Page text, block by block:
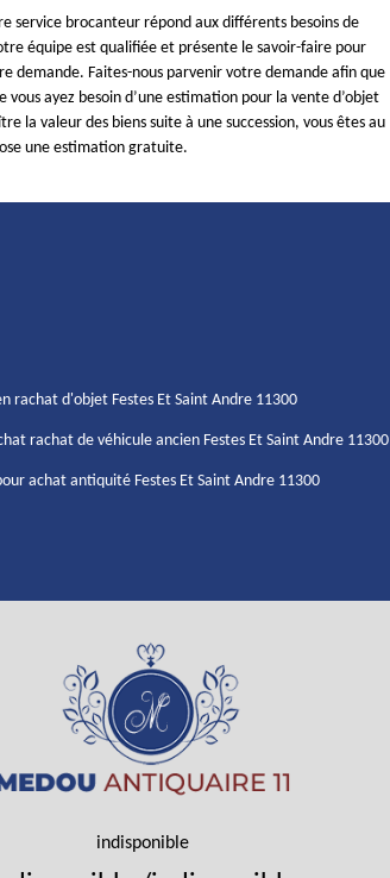
service brocanteur répond aux différents besoins de
équipe est qualifiée et présente le savoir-faire pour
demande. Faites-nous parvenir votre demande afin que
vous ayez besoin d’une estimation pour la vente d’objet
la valeur des biens suite à une succession, vous êtes au
une estimation gratuite.
rachat d'objet Festes Et Saint Andre 11300
rachat de véhicule ancien Festes Et Saint Andre 11300
achat antiquité Festes Et Saint Andre 11300
indisponible